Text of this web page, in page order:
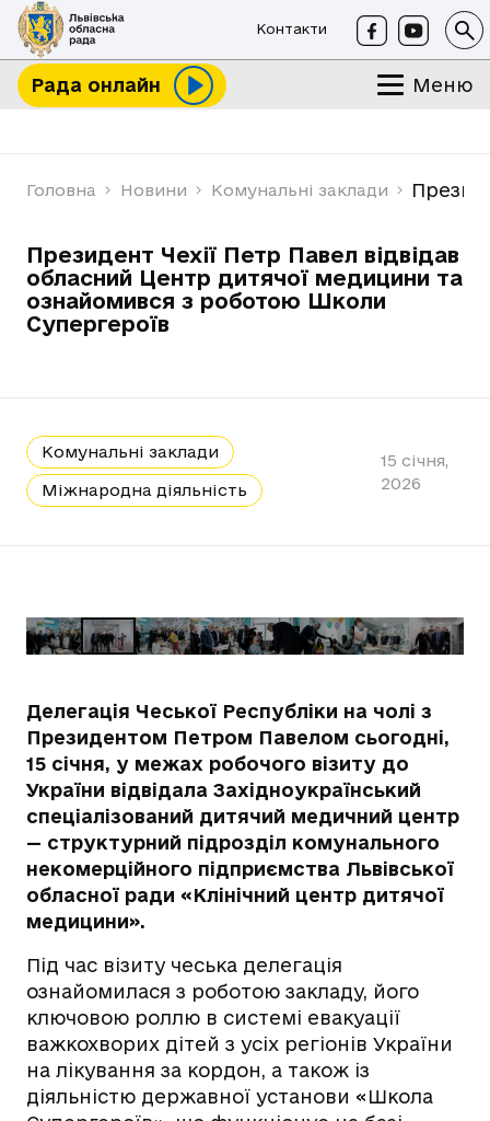
Контакти
Рада онлайн Меню
Головна Новини Комунальні заклади
Президент Чехії Петр Павел відвідав
обласний Центр дитячої медицини та
ознайомився з роботою Школи
Супергероїв
Комунальні заклади
Міжнародна діяльність
15 січня,
2026
Делегація Чеської Республіки на чолі з
Президентом Петром Павелом сьогодні,
15 січня, у межах робочого візиту до
України відвідала Західноукраїнський
спеціалізований дитячий медичний центр
— структурний підрозділ комунального
некомерційного підприємства Львівської
обласної ради «Клінічний центр дитячої
медицини».
Під час візиту чеська делегація
ознайомилася з роботою закладу, його
ключовою роллю в системі евакуації
важкохворих дітей з усіх регіонів України
на лікування за кордон, а також із
діяльністю державної установи «Школа